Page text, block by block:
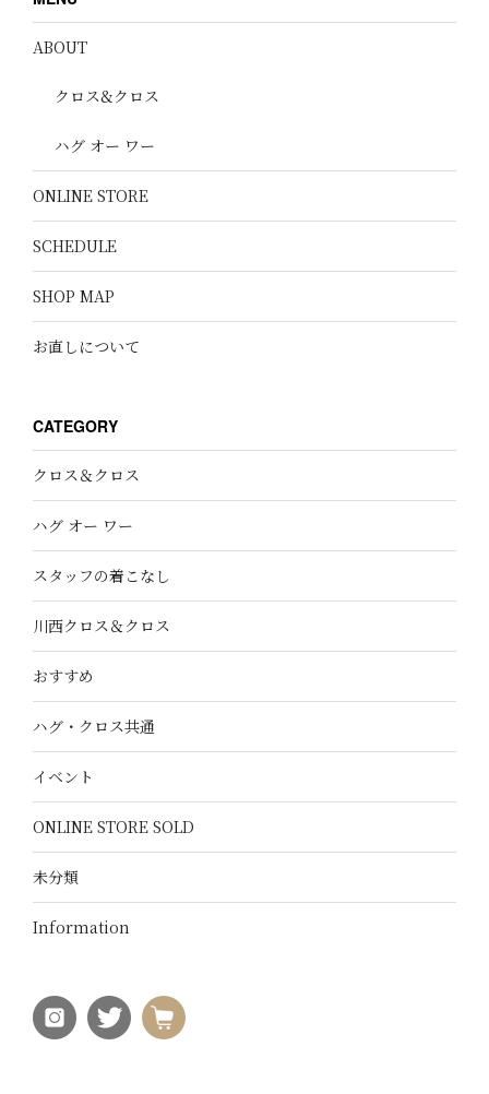
ABOUT
クロス&クロス
ハグ オー ワー
ONLINE STORE
SCHEDULE
SHOP MAP
お直しについて
CATEGORY
クロス＆クロス
ハグ オー ワー
スタッフの着こなし
川西クロス＆クロス
おすすめ
ハグ・クロス共通
イベント
ONLINE STORE SOLD
未分類
Information